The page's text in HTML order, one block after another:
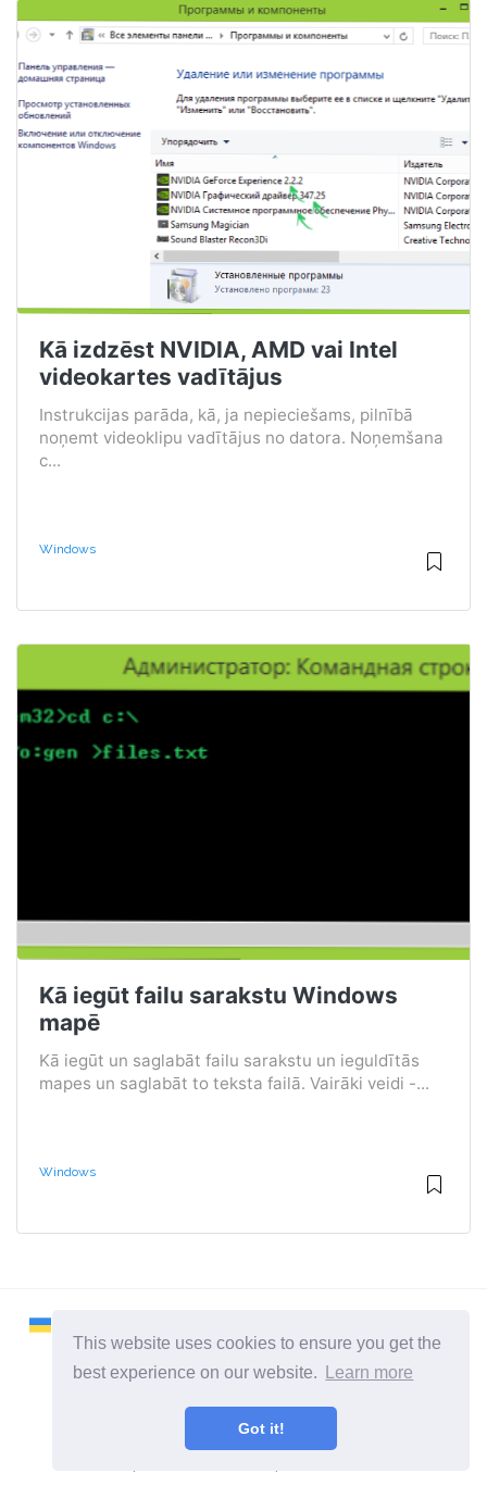
This website uses cookies to ensure you get the
best experience on our website.
Learn more
Got it!
Kā izdzēst NVIDIA, AMD vai Intel
videokartes vadītājus
Instrukcijas parāda, kā, ja nepieciešams, pilnībā
noņemt videoklipu vadītājus no datora. Noņemšana
c...
Windows
Kā iegūt failu sarakstu Windows
mapē
Kā iegūt un saglabāt failu sarakstu un ieguldītās
mapes un saglabāt to teksta failā. Vairāki veidi -...
Windows
2026 ©Remontcompa
Visas kategorijas